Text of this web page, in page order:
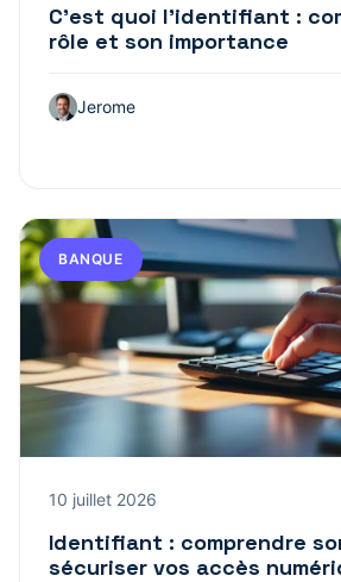
C’est quoi l’identifiant :
rôle et son importance
Jerome
BANQUE
10 juillet 2026
Identifiant : comprendre
sécuriser vos accès